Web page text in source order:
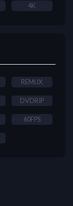
4K
REMUX
DVDRIP
60FPS